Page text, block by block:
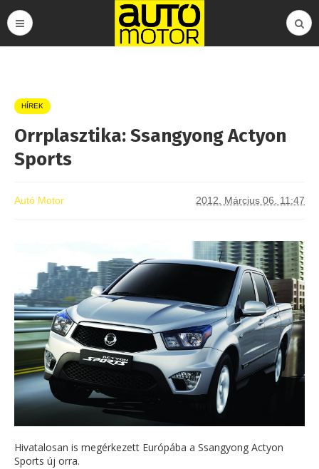
HÍREK
Orrplasztika: Ssangyong Actyon
Sports
Autó Motor 2012. Március 06. 11:47
Hivatalosan is megérkezett Európába a Ssangyong Actyon
Sports új orra.